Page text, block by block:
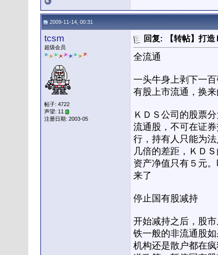
2009-11-14, 00:31
tcsm
超级会员
帖子: 4722
声望: 11
注册日期: 2003-05
回复: 【转帖】打
全流通
一头牛身上剥下一
有股上市流通，换
ＫＤＳ公司的股票
流通股，不可在证
行，持有人只能为
几倍的差距，ＫＤ
资产净值只有５元
来了
停止国有股减持
开始减持之后，股
铁一般的非流通股
机构还是散户都在